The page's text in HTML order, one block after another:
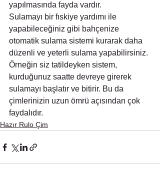
yapılmasında fayda vardır.
Sulamayı bir fıskiye yardımı ile
yapabileceğiniz gibi bahçenize
otomatik sulama sistemi kurarak daha
düzenli ve yeterli sulama yapabilirsiniz.
Örneğin siz tatildeyken sistem,
kurduğunuz saatte devreye girerek
sulamayı başlatır ve bitirir. Bu da
çimlerinizin uzun ömrü açısından çok
faydalıdır.
Hazır Rulo Çim